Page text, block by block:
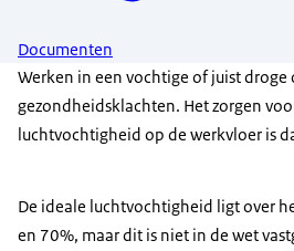
Documenten
Werken in een vochtige of juist
gezondheidsklachten. Het zorgen
luchtvochtigheid op de werkvloer is
De ideale luchtvochtigheid ligt over
en 70%, maar dit is niet in de wet